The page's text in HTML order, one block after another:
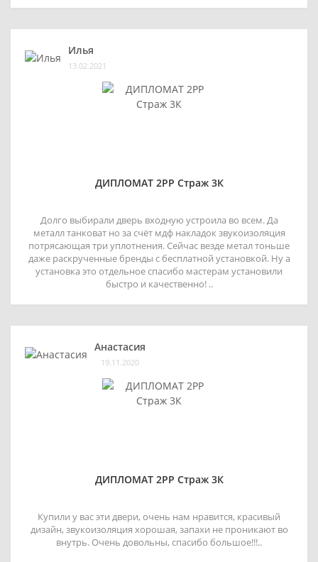
Илья
13.02.2021
ДИПЛОМАТ 2РР Страж 3К
Долго выбирали дверь входную устроила во всем. Да
металл танковат но за счёт мдф накладок звукоизоляция
потрясающая три уплотнения. Сейчас везде метал тоньше
даже раскрученные бренды с бесплатной установкой. Ну а
установка это отдельное спасибо мастерам установили
быстро и качественно! ..
Анастасия
19.11.2020
ДИПЛОМАТ 2РР Страж 3К
Купили у вас эти двери, очень нам нравится, красивый
дизайн, звукоизоляция хорошая, запахи не проникают во
внутрь. Очень довольны, спасибо большое!!!..